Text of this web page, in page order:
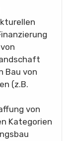
Bau von
(z.B.
von
Kategorien